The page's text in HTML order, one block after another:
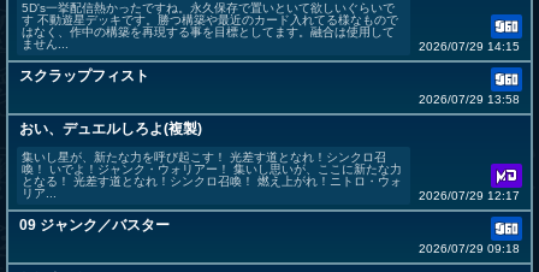
5D's一挙配信熱かったですね。永久保存で置いといて欲しいぐらいで
す 不動遊星デッキです。勝つ構築や最近のカード入れてる様なもので
はなく、作中の構築を再現する事を目標としてます。融合は使用して
ません...
2026/07/29 14:15
スクラップフィスト
2026/07/29 13:58
おい、デュエルしろよ(複製)
集いし星が、新たな力を呼び起こす！ 光差す道となれ！シンクロ召
喚！ いでよ！ジャンク・ウォリアー！ 集いし思いが、ここに新たな力
となる！ 光差す道となれ！シンクロ召喚！ 燃え上がれ！ニトロ・ウォ
リア...
2026/07/29 12:17
09 ジャンク／バスター
2026/07/29 09:18